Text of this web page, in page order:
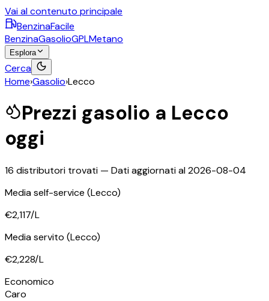
Vai al contenuto principale
BenzinaFacile
BenzinaGasolioGPLMetano
Esplora
Cerca
Home›Gasolio›Lecco
Prezzi gasolio a Lecco
oggi
16 distributori trovati — Dati aggiornati al2026-08-04
Media self-service (Lecco)
€2,117/L
Media servito (Lecco)
€2,228/L
Economico
Caro